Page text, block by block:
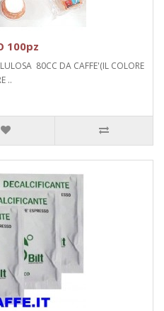
100pz
80CC DA CAFFE'(IL COLORE
..